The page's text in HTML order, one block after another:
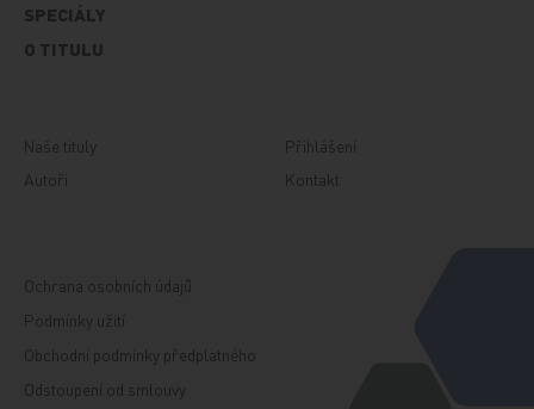
SPECIÁLY
O TITULU
Naše tituly
Autoři
Přihlášení
Kontakt
Ochrana osobních údajů
Podmínky užití
Obchodní podmínky předplatného
Odstoupení od smlouvy